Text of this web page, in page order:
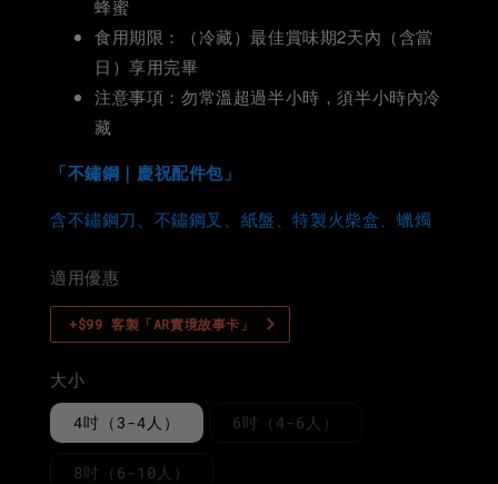
蜂蜜
食用期限：（冷藏）最佳賞味期2天內（含當
日）享用完畢
注意事項：勿常溫超過半小時，須半小時內冷
藏
「不鏽鋼｜慶祝配件包」
含不鏽鋼刀、不鏽鋼叉、紙盤、特製火柴盒、蠟燭
適用優惠
+$99 客製「AR實境故事卡」
大小
4吋（3-4人） 6吋（4-6人）
8吋（6-10人）